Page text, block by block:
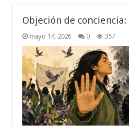
Objeción de
mayo 14, 2026 0 357